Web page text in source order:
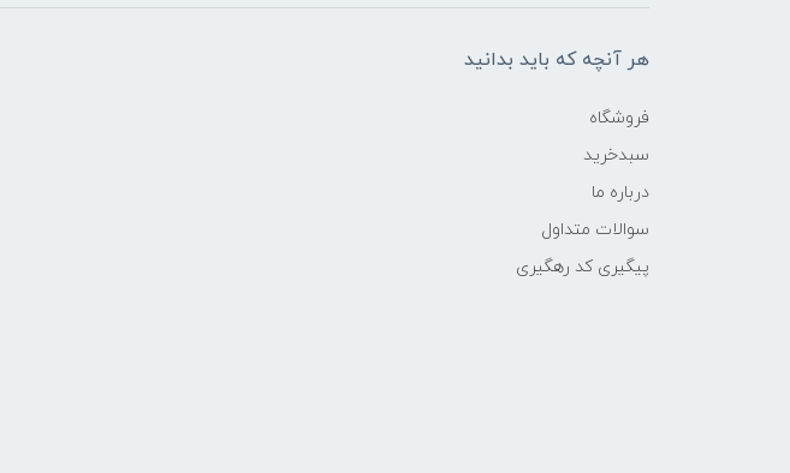
هر آنچه که باید بدانید
فروشگاه
سبدخرید
درباره ما
سوالات متداول
پیگیری کد رهگیری